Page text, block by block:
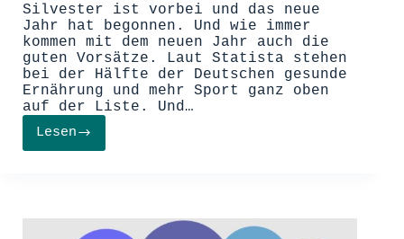
Silvester ist vorbei und das neue
Jahr hat begonnen. Und wie immer
kommen mit dem neuen Jahr auch die
guten Vorsätze. Laut Statista stehen
bei der Hälfte der Deutschen gesunde
Ernährung und mehr Sport ganz oben
auf der Liste. Und…
LesenGymondo
oder
–
Fitness-